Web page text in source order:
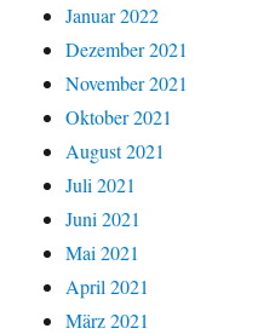
Januar 2022
Dezember 2021
November 2021
Oktober 2021
August 2021
Juli 2021
Juni 2021
Mai 2021
April 2021
März 2021